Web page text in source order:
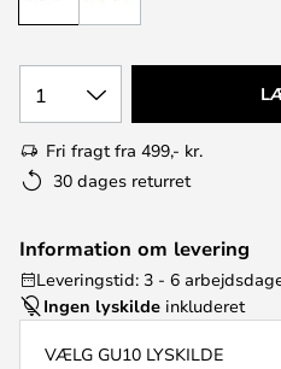
1
Fri fragt fra 499,- kr.
30 dages returret
Information om levering
Leveringstid: 3 - 6
Ingen lyskilde inkluderet
VÆLG GU10 LYSKILDE